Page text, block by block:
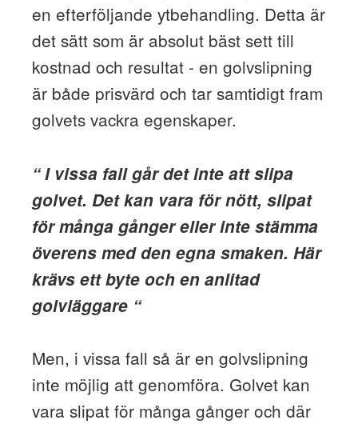
en efterföljande ytbehandling. Detta är
det sätt som är absolut bäst sett till
kostnad och resultat - en golvslipning
är både prisvärd och tar samtidigt fram
golvets vackra egenskaper.
“ I vissa fall går det inte att slipa
golvet. Det kan vara för nött, slipat
för många gånger eller inte stämma
överens med den egna smaken. Här
krävs ett byte och en anlitad
golvläggare “
Men, i vissa fall så är en golvslipning
inte möjlig att genomföra. Golvet kan
vara slipat för många gånger och där